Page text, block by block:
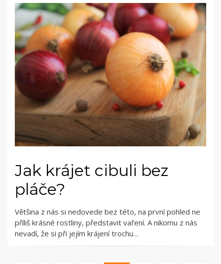
Jak krájet cibuli bez
pláče?
Většina z nás si nedovede bez této, na první pohled ne
příliš krásné rostliny, představit vaření. A nikomu z nás
nevadí, že si při jejím krájení trochu…